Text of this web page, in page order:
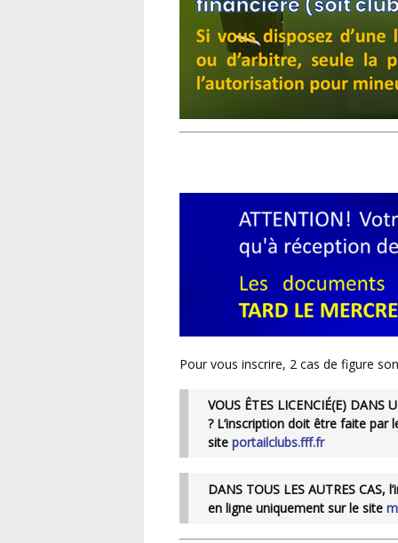
Pour vous inscrire, 2 cas de figure
VOUS ÊTES LICENCIÉ(E) DANS UN CLUB QUI FINANCE VOTRE FORMATION
?L’inscription doit être faite par
site portailclubs.fff.fr
DANS TOUS LES AUTRES CAS,
en ligne uniquement sur le site